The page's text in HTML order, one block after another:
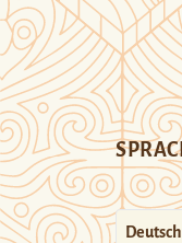
Deutsch